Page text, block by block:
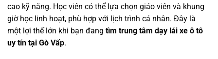
cao kỹ năng. Học viên có thể lựa chọn giáo viên và khung
giờ học linh hoạt, phù hợp với lịch trình cá nhân. Đây là
một lợi thế lớn khi bạn đang tìm trung tâm dạy lái xe ô tô
uy tín tại Gò Vấp.